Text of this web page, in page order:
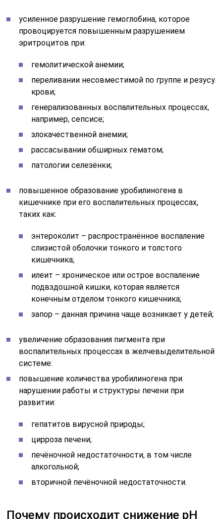
усиленное разрушение гемоглобина, которое
провоцируется повышенным разрушением
эритроцитов при:
гемолитической анемии;
переливании несовместимой по группе и резусу
крови;
генерализованных воспалительных процессах,
например, сепсисе;
злокачественной анемии;
рассасывании обширных гематом;
патологии селезёнки;
повышенное образование уробилиногена в
кишечнике при его воспалительных процессах,
таких как:
энтероколит – распространённое воспаление
слизистой оболочки тонкого и толстого
кишечника;
илеит – хроническое или острое воспаление
подвздошной кишки, которая является
конечным отделом тонкого кишечника;
запор – данная причина чаще возникает у детей;
увеличение образования пигмента при
воспалительных процессах в желчевыделительной
системе:
повышение количества уробилиногена при
нарушении работы и структуры печени при
развитии:
гепатитов вирусной природы;
цирроза печени;
печёночной недостаточности, в том числе
алкогольной;
вторичной печёночной недостаточности.
Почему происходит снижение pH